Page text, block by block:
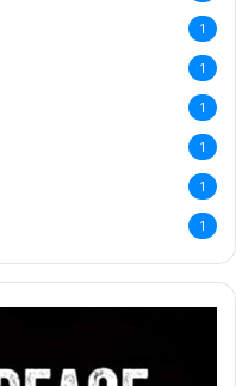
1
1
1
1
1
1